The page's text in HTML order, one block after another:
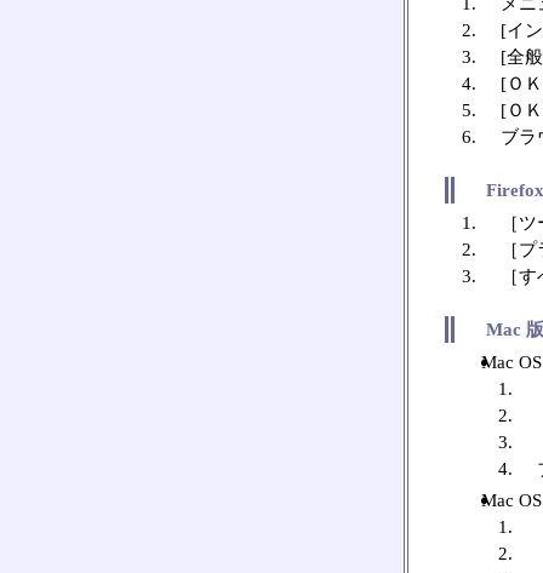
[イ
[全
[Ｏ
[Ｏ
ブラ
［
［
［
Mac
Mac
Mac